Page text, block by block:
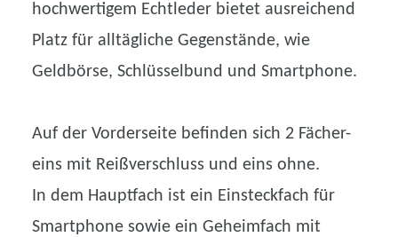
hochwertigem Echtleder bietet ausreichend
Platz für alltägliche Gegenstände, wie
Geldbörse, Schlüsselbund und Smartphone.
Auf der Vorderseite befinden sich 2 Fächer-
eins mit Reißverschluss und eins ohne.
In dem Hauptfach ist ein Einsteckfach für
Smartphone sowie ein Geheimfach mit